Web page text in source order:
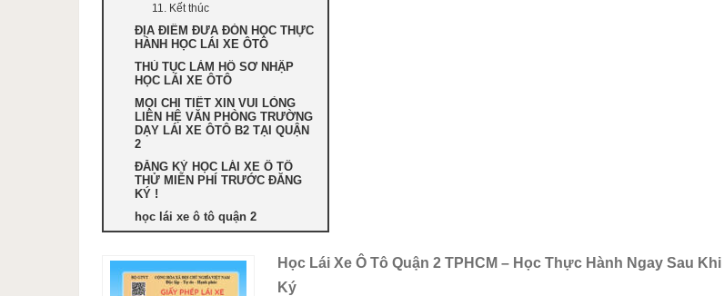
11. Kết thúc
ĐỊA ĐIỂM ĐƯA ĐÓN HỌC THỰC
HÀNH HỌC LÁI XE ÔTÔ
THỦ TỤC LÀM HỒ SƠ NHẬP
HỌC LÁI XE ÔTÔ
MỌI CHI TIẾT XIN VUI LÒNG
LIÊN HỆ VĂN PHÒNG TRƯỜNG
DẠY LÁI XE ÔTÔ B2 TẠI QUẬN
2
ĐĂNG KÝ HỌC LÁI XE Ô TÔ
THỬ MIỄN PHÍ TRƯỚC ĐĂNG
KÝ !
học lái xe ô tô quận 2
Học Lái Xe Ô Tô Quận 2 TPHCM – Học Thực Hành Ngay Sau
Ký